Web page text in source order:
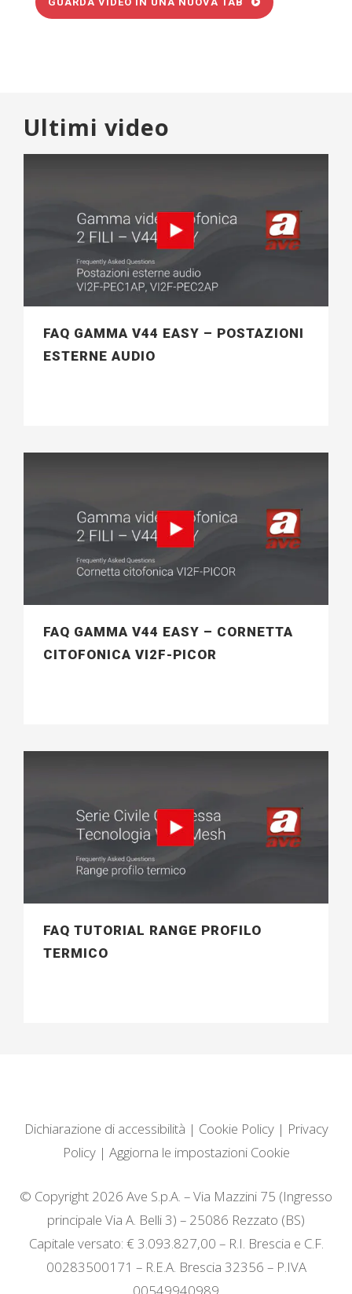
Ultimi video
FAQ GAMMA V44 EASY – POSTAZIONI
ESTERNE AUDIO
FAQ GAMMA V44 EASY – CORNETTA
CITOFONICA VI2F-PICOR
FAQ TUTORIAL RANGE PROFILO
TERMICO
Dichiarazione di accessibilità | Cookie Policy| Privacy
Policy| Aggiorna le impostazioni Cookie
© Copyright 2026 Ave S.p.A. – Via Mazzini 75 (Ingresso
principale Via A. Belli 3) – 25086 Rezzato (BS)
Capitale versato: € 3.093.827,00 – R.I. Brescia e C.F.
00283500171 – R.E.A. Brescia 32356 – P.IVA